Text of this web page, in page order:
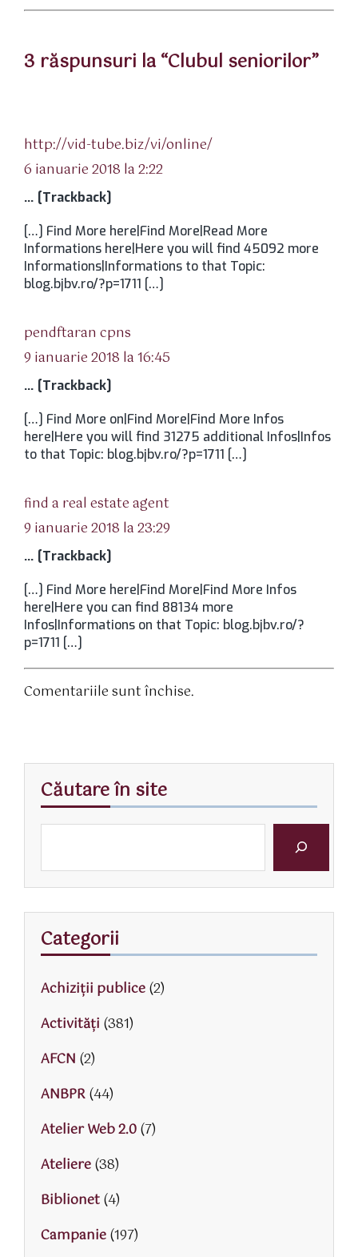
3 răspunsuri la “Clubul seniorilor”
http://vid-tube.biz/vi/online/spune:
6 ianuarie 2018 la 2:22
… [Trackback]
[…] Find More here|Find More|Read More
Informations here|Here you will find 45092 more
Informations|Informations to that Topic:
blog.bjbv.ro/?p=1711 […]
pendftaran cpns
9 ianuarie 2018 la 16:45
… [Trackback]
[…] Find More on|Find More|Find More Infos
here|Here you will find 31275 additional Infos|Infos
to that Topic: blog.bjbv.ro/?p=1711 […]
find a real estate agent
9 ianuarie 2018 la 23:29
… [Trackback]
[…] Find More here|Find More|Find More Infos
here|Here you can find 88134 more
Infos|Informations on that Topic: blog.bjbv.ro/?
p=1711 […]
Comentariile sunt închise.
Căutare în site
Categorii
Achiziții publice(2)
Activităţi (381)
AFCN (2)
ANBPR(44)
Atelier Web 2.0(7)
Ateliere(38)
Biblionet(4)
Campanie(197)